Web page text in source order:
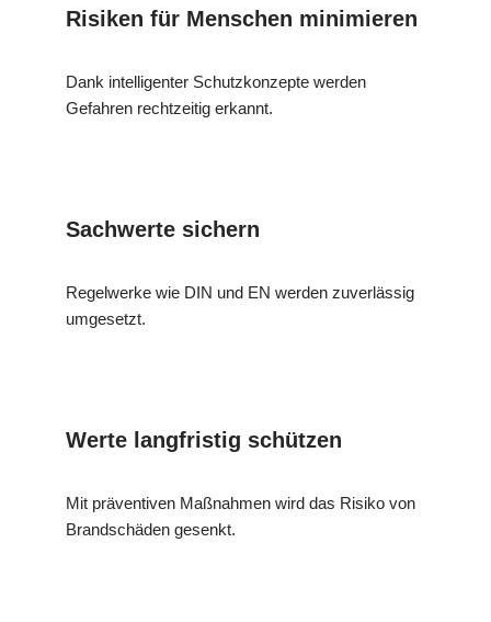
Risiken für Menschen minimieren
Dank intelligenter Schutzkonzepte werden
Gefahren rechtzeitig erkannt.
Sachwerte sichern
Regelwerke wie DIN und EN werden zuverlässig
umgesetzt.
Werte langfristig schützen
Mit präventiven Maßnahmen wird das Risiko von
Brandschäden gesenkt.